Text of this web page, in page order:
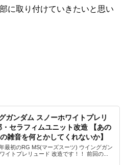
に取り付けていきたいと思い
ガンダム スノーホワイトプレリ
・セラフィムユニット改造 【あの
雑音を何とかしてくれないか】
最初のRG MS(マーズスーツ) ウイングガン
イトプレリュード 改造です！！ 前回の...